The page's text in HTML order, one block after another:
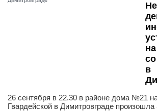
в
26 сентября в 22.30 в районе дома №21
Гвардейской в Димитровграде произошла